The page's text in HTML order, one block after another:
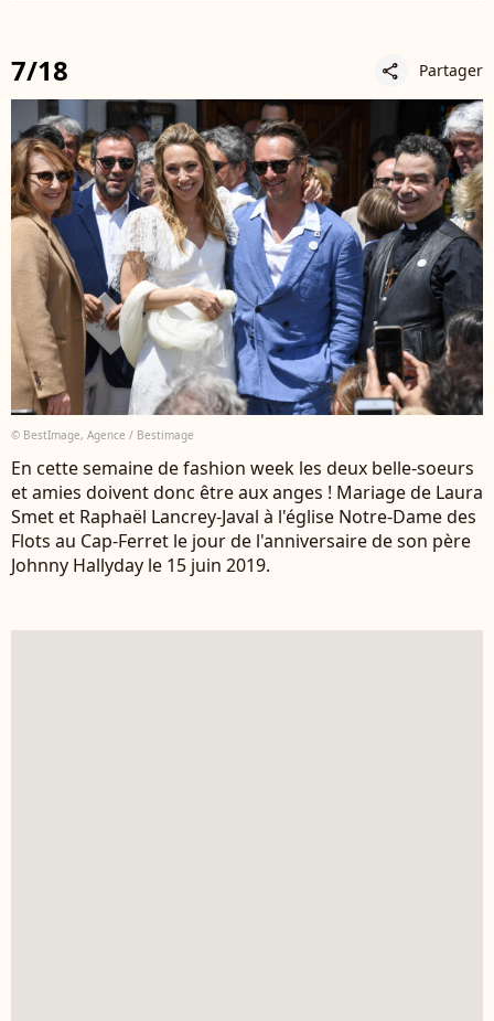
7/18 share Partager
© BestImage, Agence / Bestimage
En cette semaine de fashion week les deux belle-soeurs
et amies doivent donc être aux anges ! Mariage de Laura
Smet et Raphaël Lancrey-Javal à l'église Notre-Dame des
Flots au Cap-Ferret le jour de l'anniversaire de son père
Johnny Hallyday le 15 juin 2019.